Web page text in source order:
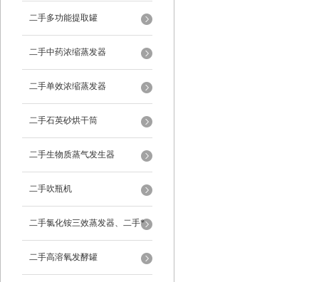
二手多功能提取罐
二手中药浓缩蒸发器
二手单效浓缩蒸发器
二手石英砂烘干筒
二手生物质蒸气发生器
二手吹瓶机
二手氯化铵三效蒸发器、二手*
蒸发器
二手高溶氧发酵罐